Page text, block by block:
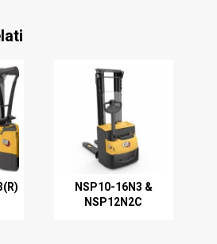
NSP10-16N3 &
NSP12N2C